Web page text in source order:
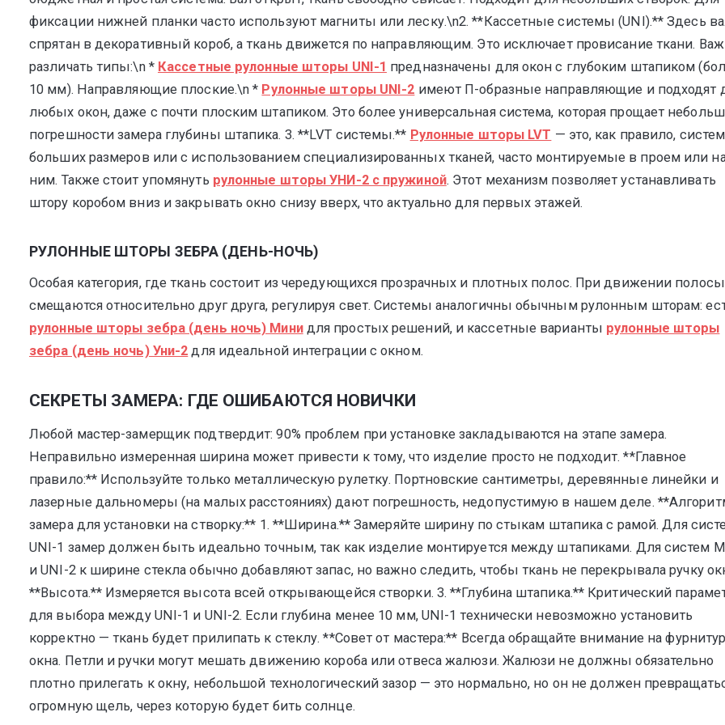
фиксации нижней планки часто используют магниты или леску.\n2. **Кассетные системы (UNI).** Здесь
спрятан в декоративный короб, а ткань движется по направляющим. Это исключает провисание ткани.
различать типы:\n * Кассетные рулонные шторы UNI-1 предназначены для окон с глубоким штапиком
10 мм). Направляющие плоские.\n * Рулонные шторы UNI-2 имеют П-образные направляющие и подходят
любых окон, даже с почти плоским штапиком. Это более универсальная система, которая прощает
погрешности замера глубины штапика. 3. **LVT системы.** Рулонные шторы LVT — это, как правило,
больших размеров или с использованием специализированных тканей, часто монтируемые в проем или
ним. Также стоит упомянуть рулонные шторы УНИ-2 с пружиной. Этот механизм позволяет устанавливать
штору коробом вниз и закрывать окно снизу вверх, что актуально для первых этажей.
РУЛОННЫЕ ШТОРЫ ЗЕБРА (ДЕНЬ-НОЧЬ)
Особая категория, где ткань состоит из чередующихся прозрачных и плотных полос. При движении полосы
смещаются относительно друг друга, регулируя свет. Системы аналогичны обычным рулонным шторам:
рулонные шторы зебра (день ночь) Минидля простых решений, и кассетные варианты рулонные шторы
зебра (день ночь) Уни-2 для идеальной интеграции с окном.
СЕКРЕТЫ ЗАМЕРА: ГДЕ ОШИБАЮТСЯ НОВИЧКИ
Любой мастер-замерщик подтвердит: 90% проблем при установке закладываются на этапе замера.
Неправильно измеренная ширина может привести к тому, что изделие просто не подходит. **Главное
правило:** Используйте только металлическую рулетку. Портновские сантиметры, деревянные линейки и
лазерные дальномеры (на малых расстояниях) дают погрешность, недопустимую в нашем деле.
замера для установки на створку:** 1. **Ширина.** Замеряйте ширину по стыкам штапика с рамой. Для
UNI-1 замер должен быть идеально точным, так как изделие монтируется между штапиками. Для систем
и UNI-2 к ширине стекла обычно добавляют запас, но важно следить, чтобы ткань не перекрывала ручку
**Высота.** Измеряется высота всей открывающейся створки. 3. **Глубина штапика.** Критический
для выбора между UNI-1 и UNI-2. Если глубина менее 10 мм, UNI-1 технически невозможно установить
корректно — ткань будет прилипать к стеклу. **Совет от мастера:** Всегда обращайте внимание на
окна. Петли и ручки могут мешать движению короба или отвеса жалюзи. Жалюзи не должны обязательно
плотно прилегать к окну, небольшой технологический зазор — это нормально, но он не должен
огромную щель, через которую будет бить солнце.